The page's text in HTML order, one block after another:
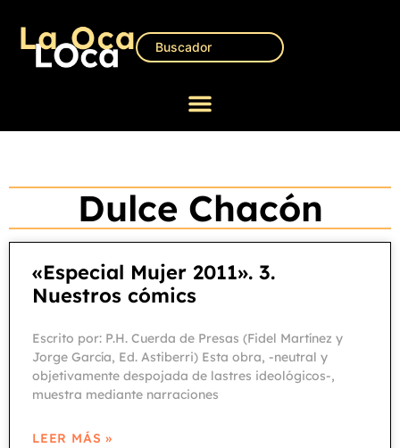
Dulce Chacón
«Especial Mujer 2011». 3.
Nuestros cómics
Escrito por: P.H. Cuerda de Presas (Fidel Martínez y
Jorge García, Ed. Astiberri) Esta obra, -neutral y
objetivamente despojada de lastres ideológicos-,
muestra mediante narraciones
LEER MÁS »